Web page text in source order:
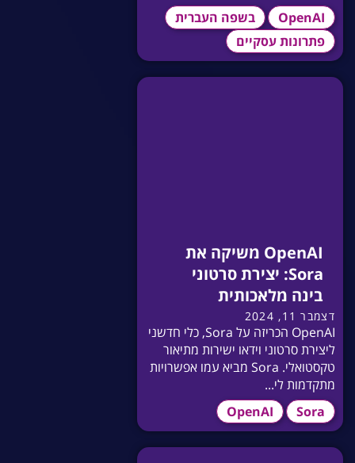
OpenAI
בשפה העברית
פתרונות עסקיים
OpenAI משיקה את
Sora: יצירת סרטוני
בינה מלאכותית
דצמבר 11, 2024
OpenAI הכריזה על Sora, כלי חדשני
ליצירת סרטוני וידאו ישירות מתיאור
טקסטואלי. Sora מביא עמו אפשרויות
מתקדמות לי...
Sora
OpenAI